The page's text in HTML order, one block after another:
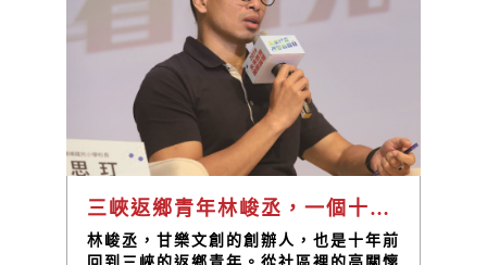
三峽返鄉青年林峻丞，一個十年前開始的故事，然後呢？
林峻丞，甘樂文創的創辦人，也是十年前